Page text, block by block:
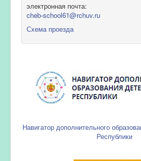
электронная почта:
cheb-school61@rchuv.ru
Схема проезда
Навигатор дополнительного
Республики